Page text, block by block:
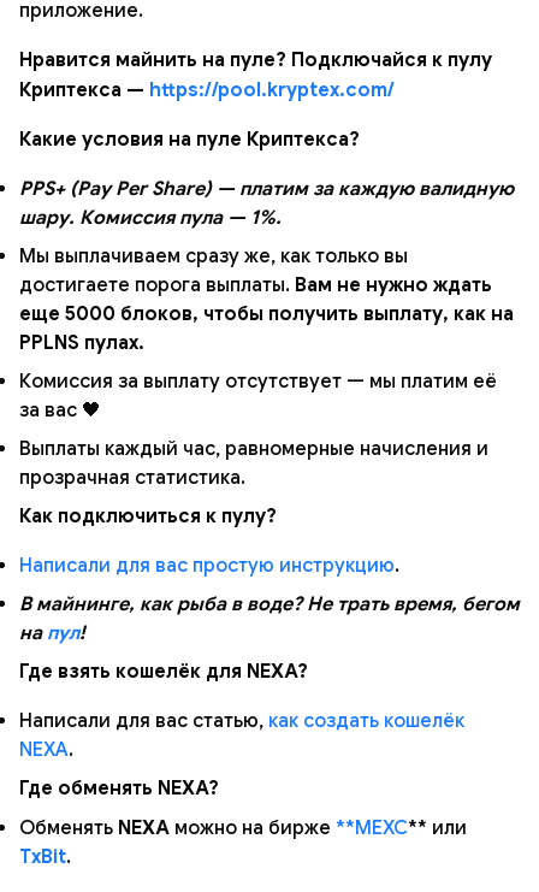
приложение.
Нравится майнить на пуле? Подключайся к пулу
Криптекса — https://pool.kryptex.com/
Какие условия на пуле Криптекса?
PPS+ (Pay Per Share) — платим за каждую валидную
шару. Комиссия пула — 1%.
Мы выплачиваем сразу же, как только вы
достигаете порога выплаты. Вам не нужно ждать
еще 5000 блоков, чтобы получить выплату, как на
PPLNS пулах.
Комиссия за выплату отсутствует — мы платим её
за вас 🖤
Выплаты каждый час, равномерные начисления и
прозрачная статистика.
Как подключиться к пулу?
Написали для вас простую инструкцию.
В майнинге, как рыба в воде? Не трать время, бегом
на пул!
Где взять кошелёк для NEXA?
Написали для вас статью, как создать кошелёк
NEXA.
Где обменять NEXA?
Обменять NEXA можно на бирже **MEXC** или
TxBit.